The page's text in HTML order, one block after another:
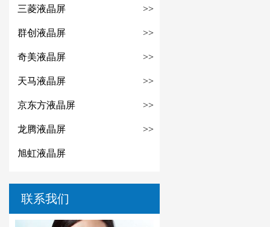
三菱液晶屏 >>
群创液晶屏 >>
奇美液晶屏 >>
天马液晶屏 >>
京东方液晶屏 >>
龙腾液晶屏 >>
旭虹液晶屏
联系我们